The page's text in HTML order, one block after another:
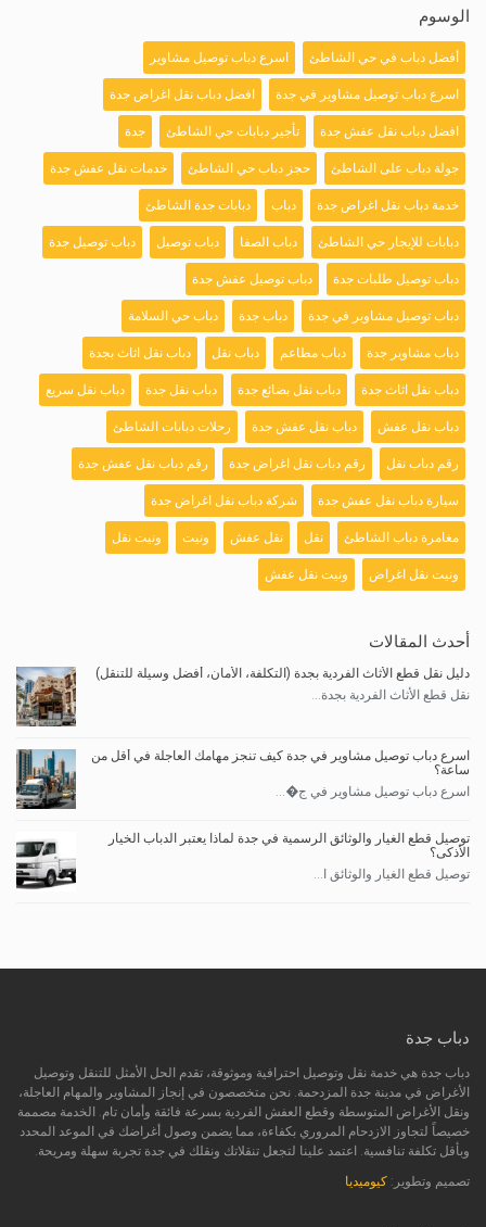
الوسوم
أفضل دباب في حي الشاطئ اسرع دباب توصيل مشاوير
اسرع دباب توصيل مشاوير في جدة افضل دباب نقل اغراض جدة
افضل دباب نقل عفش جدة تأجير دبابات حي الشاطئ جدة
جولة دباب على الشاطئ حجز دباب حي الشاطئ خدمات نقل عفش جدة
خدمة دباب نقل اغراض جدة دباب دبابات جدة الشاطئ
دبابات للإيجار حي الشاطئ دباب الصفا دباب توصيل دباب توصيل جدة
دباب توصيل طلبات جدة دباب توصيل عفش جدة
دباب توصيل مشاوير في جدة دباب جدة دباب حي السلامة
دباب مشاوير جدة دباب مطاعم دباب نقل دباب نقل اثاث بجدة
دباب نقل اثاث جدة دباب نقل بضائع جدة دباب نقل جدة دباب نقل سريع
دباب نقل عفش دباب نقل عفش جدة رحلات دبابات الشاطئ
رقم دباب نقل رقم دباب نقل اغراض جدة رقم دباب نقل عفش جدة
سيارة دباب نقل عفش جدة شركة دباب نقل اغراض جدة
مغامرة دباب الشاطئ نقل نقل عفش ونيت ونيت نقل
ونيت نقل اغراض ونيت نقل عفش
أحدث المقالات
دليل نقل قطع الأثاث الفردية بجدة (التكلفة، الأمان، أفضل وسيلة للتنقل)
نقل قطع الأثاث الفردية بجدة...
اسرع دباب توصيل مشاوير في جدة كيف تنجز مهامك العاجلة في أقل من
ساعة؟
اسرع دباب توصيل مشاوير في ج�...
توصيل قطع الغيار والوثائق الرسمية في جدة لماذا يعتبر الدباب الخيار
الأذكى؟
توصيل قطع الغيار والوثائق ا...
دباب جدة
دباب جدة هي خدمة نقل وتوصيل احترافية وموثوقة، تقدم الحل الأمثل للتنقل وتوصيل
الأغراض في مدينة جدة المزدحمة. نحن متخصصون في إنجاز المشاوير والمهام العاجلة،
ونقل الأغراض المتوسطة وقطع العفش الفردية بسرعة فائقة وأمان تام. الخدمة مصممة
خصيصاً لتجاوز الازدحام المروري بكفاءة، مما يضمن وصول أغراضك في الموعد المحدد
وبأقل تكلفة تنافسية. اعتمد علينا لتجعل تنقلاتك ونقلك في جدة تجربة سهلة ومريحة.
تصميم وتطوير: كيوميديا